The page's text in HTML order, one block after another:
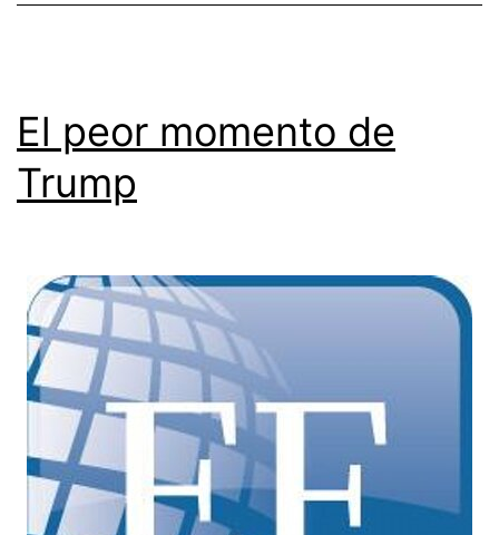
El peor momento de
Trump